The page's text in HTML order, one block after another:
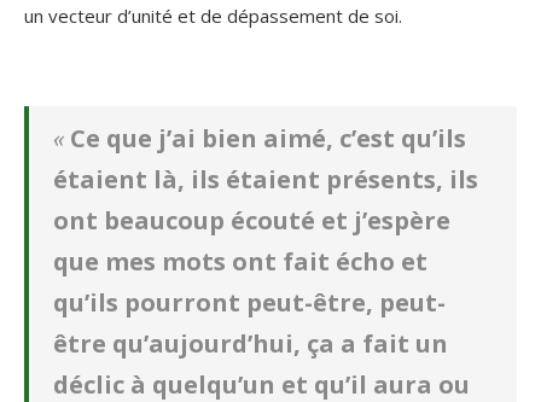
un vecteur d’unité et de dépassement de soi.
« Ce que j’ai bien aimé, c’est qu’ils
étaient là, ils étaient présents, ils
ont beaucoup écouté et j’espère
que mes mots ont fait écho et
qu’ils pourront peut-être, peut-
être qu’aujourd’hui, ça a fait un
déclic à quelqu’un et qu’il aura ou